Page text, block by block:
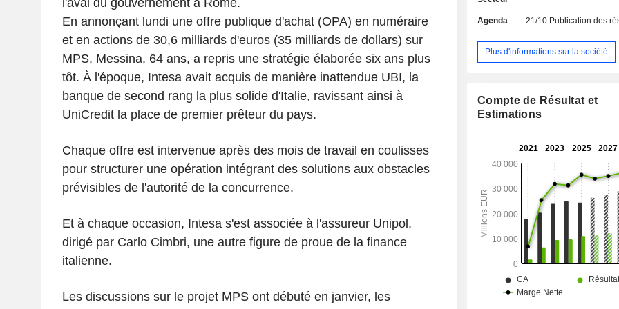
En annonçant lundi une offre publique d'achat (OPA) en numéraire
et en actions de 30,6 milliards d'euros (35 milliards de dollars) sur
MPS, Messina, 64 ans, a repris une stratégie élaborée six ans plus
tôt. À l'époque, Intesa avait acquis de manière inattendue UBI, la
banque de second rang la plus solide d'Italie, ravissant ainsi à
UniCredit la place de premier prêteur du pays.
Chaque offre est intervenue après des mois de travail en coulisses
pour structurer une opération intégrant des solutions aux obstacles
prévisibles de l'autorité de la concurrence.
Et à chaque occasion, Intesa s'est associée à l'assureur Unipol,
dirigé par Carlo Cimbri, une autre figure de proue de la finance
italienne.
Les discussions sur le projet MPS ont débuté en janvier, les
d'encours de dépôts et 433,5
produits et services est assurée au
réseau de 3 075 agences
intragroupe) est la suivante :
Allemagne (21,9%), Europe centrale
Agenda 21/10 Publication des résultats
Plus d'informations sur la société
Compte de Résultat et
Estimations